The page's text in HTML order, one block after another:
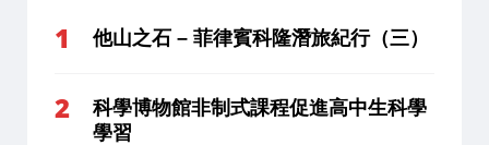
他山之石 – 菲律賓科隆潛旅紀行（三）
科學博物館非制式課程促進高中生科學
學習